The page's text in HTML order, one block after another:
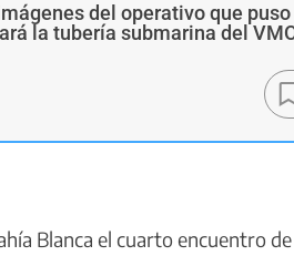
del operativo que puso
la tubería submarina del
Blanca el cuarto encuentro